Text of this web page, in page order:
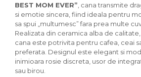
BEST MOM EVER” , cana transmite
si emotie sincera, fiind ideala pentru
sa spui „multumesc” fara prea multe
Realizata din ceramica alba de calitate,
cana este potrivita pentru cafea, ceai
preferata. Designul este elegant si
inimioara rosie discreta, usor de
sau birou.